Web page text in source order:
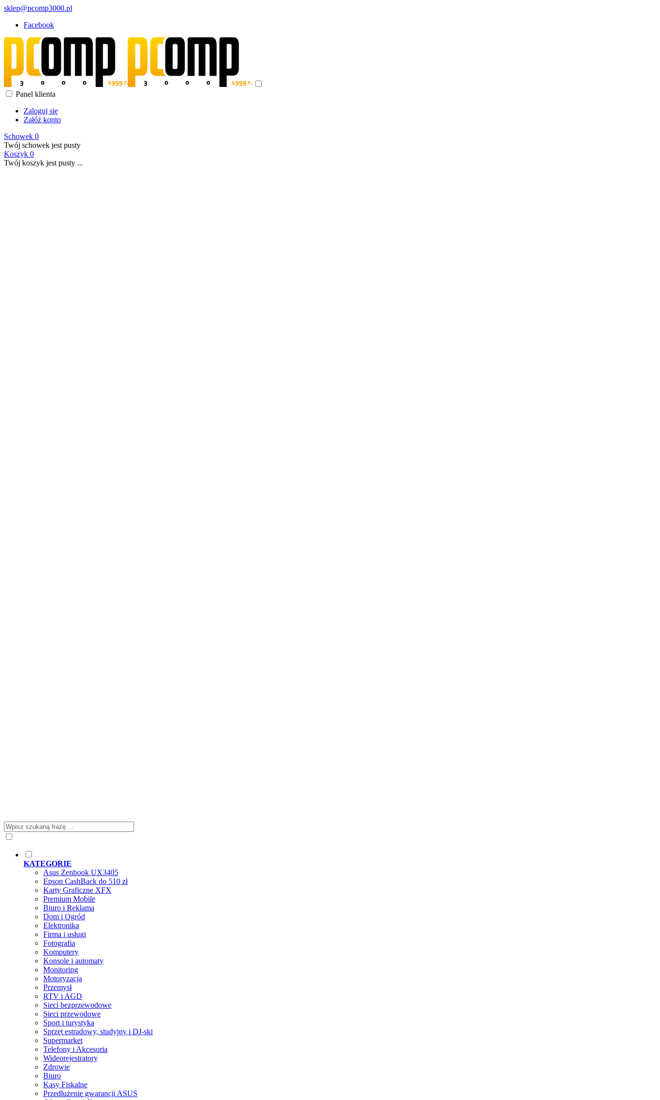
sklep@pcomp3000.pl
Facebook
Panel klienta
Zaloguj się
Załóż konto
Schowek 0
Twój schowek jest pusty
Koszyk 0
Twój koszyk jest pusty ...
KATEGORIE
Asus Zenbook UX3405
Epson CashBack do 510 zł
Karty Graficzne XFX
Premium Mobile
Biuro i Reklama
Dom i Ogród
Elektronika
Firma i usługi
Fotografia
Komputery
Konsole i automaty
Monitoring
Motoryzacja
Przemysł
RTV i AGD
Sieci bezprzewodowe
Sieci przewodowe
Sport i turystyka
Sprzęt estradowy, studyjny i DJ-ski
Supermarket
Telefony i Akcesoria
Wideorejestratory
Zdrowie
Biuro
Kasy Fiskalne
Przedłużenie gwarancji ASUS